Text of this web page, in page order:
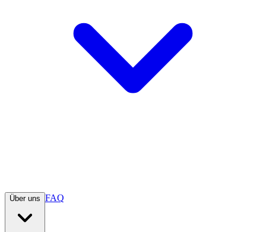
Über uns FAQ